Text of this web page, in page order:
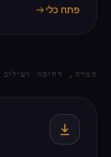
פתח כלי
המרה, דחיסה ושילוב